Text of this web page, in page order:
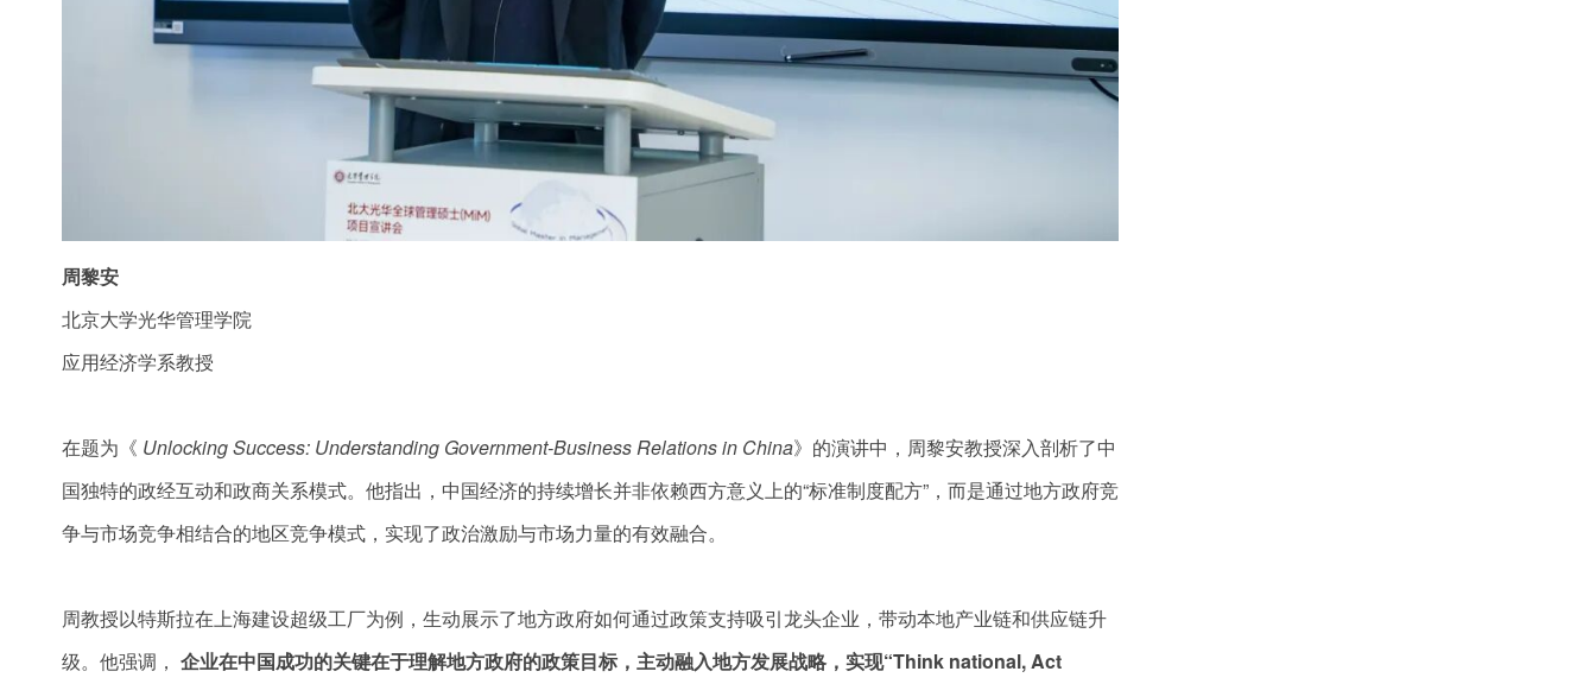
周黎安
北京大学光华管理学院
应用经济学系教授
在题为《 Unlocking Success: Understanding Government-Business Relations in China》的演讲中，周黎安教授深入剖析了中
国独特的政经互动和政商关系模式。他指出，中国经济的持续增长并非依赖西方意义上的“标准制度配方”，而是通过地方政府竞
争与市场竞争相结合的地区竞争模式，实现了政治激励与市场力量的有效融合。
周教授以特斯拉在上海建设超级工厂为例，生动展示了地方政府如何通过政策支持吸引龙头企业，带动本地产业链和供应链升
级。他强调， 企业在中国成功的关键在于理解地方政府的政策目标，主动融入地方发展战略，实现“Think national, Act